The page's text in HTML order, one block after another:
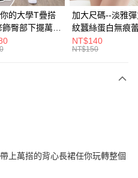
用戶可立即使用無須另外申請。
數、繳款截止日，確認付款後即完
請依後續交易確認頁面所載為準。
易或遇審核未通過，訂單將自動取
付款」的支付方式。 讓您購物簡單
不需儲值。
的大學T疊搭
臀部下擺萬用
遮臀裙(黑2L-
眼圈熊中大
加大尺碼--淡雅
紋蠶絲蛋白無痕
角內褲(白.粉.藍.
3L)-L28眼圈熊中
NT$140
NT$150
上萬搭的背心長裙任你玩轉整個